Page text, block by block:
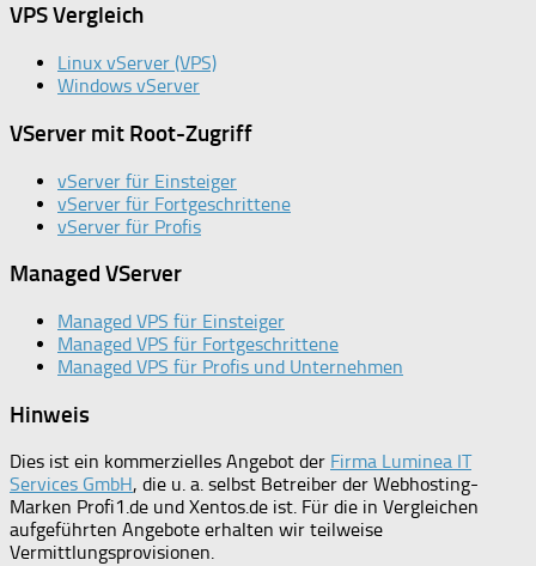
VPS Vergleich
Linux vServer (VPS)
Windows vServer
VServer mit Root-Zugriff
vServer für Einsteiger
vServer für Fortgeschrittene
vServer für Profis
Managed VServer
Managed VPS für Einsteiger
Managed VPS für Fortgeschrittene
Managed VPS für Profis und Unternehmen
Hinweis
Dies ist ein kommerzielles Angebot der Firma Luminea IT
Services GmbH, die u. a. selbst Betreiber der Webhosting-
Marken Profi1.de und Xentos.de ist. Für die in Vergleichen
aufgeführten Angebote erhalten wir teilweise
Vermittlungsprovisionen.